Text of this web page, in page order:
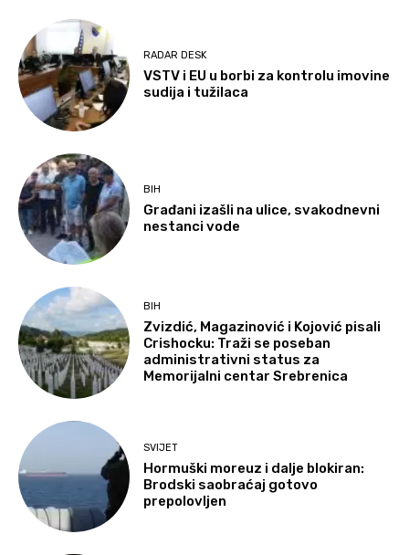
RADAR DESK
VSTV i EU u borbi za kontrolu imovine
sudija i tužilaca
BIH
Građani izašli na ulice, svakodnevni
nestanci vode
BIH
Zvizdić, Magazinović i Kojović pisali
Crishocku: Traži se poseban
administrativni status za
Memorijalni centar Srebrenica
SVIJET
Hormuški moreuz i dalje blokiran:
Brodski saobraćaj gotovo
prepolovljen